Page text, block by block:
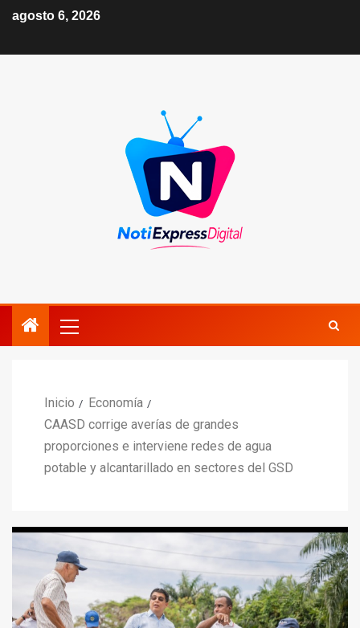
agosto 6, 2026
Inicio
Economía
CAASD corrige averías de grandes
proporciones e interviene redes de agua
potable y alcantarillado en sectores del GSD